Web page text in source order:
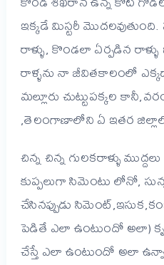
ఇక్కడే మిస్టరీ
రాళ్ళు, కొండలా ఏర్పడిన
రాళ్ళను నా జీవితకాలంలో
మల్లూరు చుట్టుపక్కల
,తెలంగాణాలోని ఏ ఇతర
చిన్న చిన్న గులకరాళ్ళు
కుప్పలుగా సిమెంటు లోనో,
చేసినప్పుడు
పెడితే ఎలా ఉంటుందో అలా)
చేస్తే ఎలా ఉంటుందో అలా